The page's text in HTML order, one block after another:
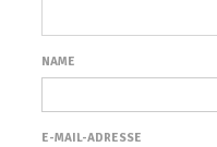
NAME
E-MAIL-ADRESSE